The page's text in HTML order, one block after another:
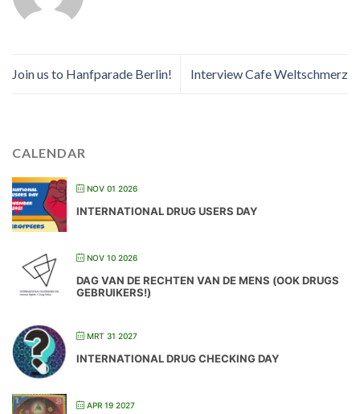
Join us to Hanfparade Berlin! Interview Cafe Weltschmerz
CALENDAR
NOV 01 2026
INTERNATIONAL DRUG USERS DAY
NOV 10 2026
DAG VAN DE RECHTEN VAN DE MENS (OOK DRUGS
GEBRUIKERS!)
MRT 31 2027
INTERNATIONAL DRUG CHECKING DAY
APR 19 2027